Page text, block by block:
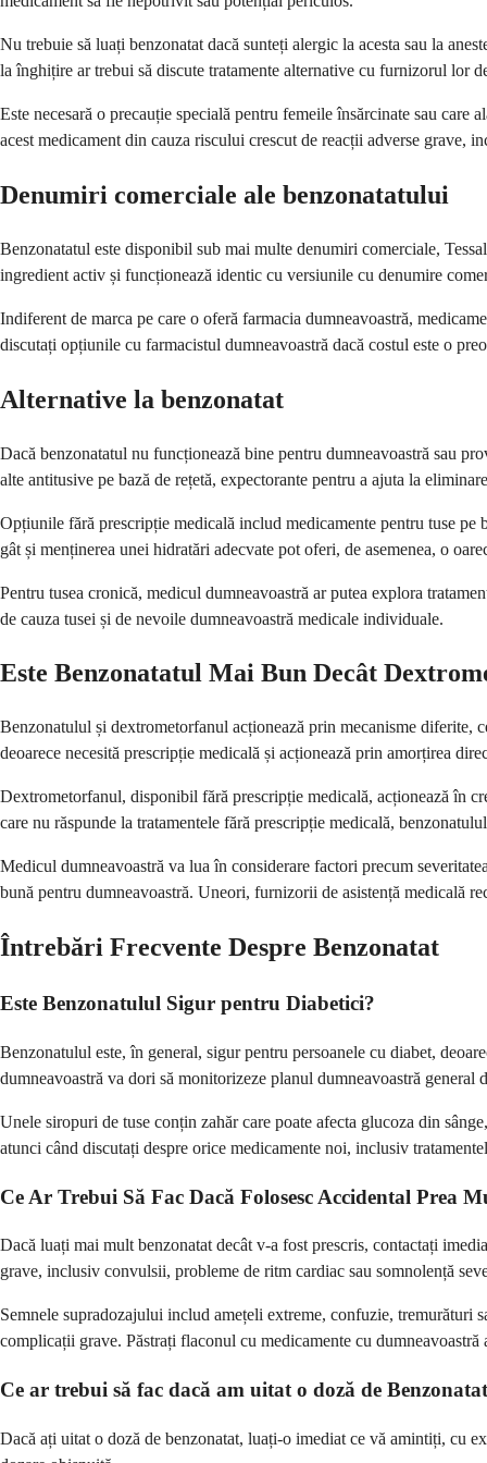
Nu trebuie să luați benzonatat dacă sunteți alergic la acesta sau la
la înghițire ar trebui să discute tratamente alternative cu furnizorul lor
Este necesară o precauție specială pentru femeile însărcinate sau
acest medicament din cauza riscului crescut de reacții adverse grave,
Denumiri comerciale ale benzonatatului
Benzonatatul este disponibil sub mai multe denumiri comerciale,
ingredient activ și funcționează identic cu versiunile cu denumire
Indiferent de marca pe care o oferă farmacia dumneavoastră,
discutați opțiunile cu farmacistul dumneavoastră dacă costul este o
Alternative la benzonatat
Dacă benzonatatul nu funcționează bine pentru dumneavoastră sau
alte antitusive pe bază de rețetă, expectorante pentru a ajuta la
Opțiunile fără prescripție medicală includ medicamente pentru tuse pe
gât și menținerea unei hidratări adecvate pot oferi, de asemenea, o
Pentru tusea cronică, medicul dumneavoastră ar putea explora
de cauza tusei și de nevoile dumneavoastră medicale individuale.
Este Benzonatatul Mai Bun Decât
Benzonatulul și dextrometorfanul acționează prin mecanisme diferite,
deoarece necesită prescripție medicală și acționează prin amorțirea
Dextrometorfanul, disponibil fără prescripție medicală, acționează în
care nu răspunde la tratamentele fără prescripție medicală,
Medicul dumneavoastră va lua în considerare factori precum
bună pentru dumneavoastră. Uneori, furnizorii de asistență medicală
Întrebări Frecvente Despre Benzonatat
Este Benzonatulul Sigur pentru Diabetici?
Benzonatulul este, în general, sigur pentru persoanele cu diabet,
dumneavoastră va dori să monitorizeze planul dumneavoastră general
Unele siropuri de tuse conțin zahăr care poate afecta glucoza din
atunci când discutați despre orice medicamente noi, inclusiv
Ce Ar Trebui Să Fac Dacă Folosesc Accidental Prea
Dacă luați mai mult benzonatat decât v-a fost prescris, contactați
grave, inclusiv convulsii, probleme de ritm cardiac sau somnolență
Semnele supradozajului includ amețeli extreme, confuzie, tremurături
complicații grave. Păstrați flaconul cu medicamente cu
Ce ar trebui să fac dacă am uitat o doză de
Dacă ați uitat o doză de benzonatat, luați-o imediat ce vă amintiți, cu